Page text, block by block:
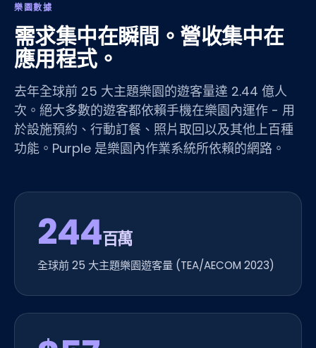
樂園數據
需求集中在瞬間。營收集中在
應用程式。
去年全球前 25 大主題樂園的遊客量達 2.44 億人
次。絕大多數的遊客都依賴手機在樂園內運作 - 用
於設施預約、行動訂餐、照片取回以及其他上百種
功能。Purple 是樂園內作業系統所依賴的網路。
244百萬
全球前 25 大主題樂園遊客量 (TEA/AECOM 2023)